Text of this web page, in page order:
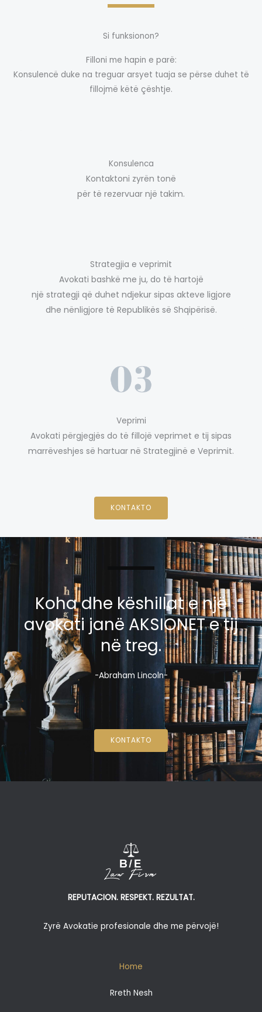
Si funksionon?
Filloni me hapin e parë:
Konsulencë duke na treguar arsyet tuaja se përse duhet të
fillojmë këtë çështje.
Konsulenca
Kontaktoni zyrën tonë
për të rezervuar një takim.
Strategjia e veprimit
Avokati bashkë me ju, do të hartojë
një strategji që duhet ndjekur sipas akteve ligjore
dhe nënligjore të Republikës së Shqipërisë.
Veprimi
Avokati përgjegjës do të fillojë veprimet e tij sipas
marrëveshjes së hartuar në Strategjinë e Veprimit.
KONTAKTO
Koha dhe këshillat e një
avokati janë AKSIONET e tij
në treg.
-Abraham Lincoln-
KONTAKTO
REPUTACION. RESPEKT. REZULTAT.
Zyrë Avokatie profesionale dhe me përvojë!
Home
Rreth Nesh